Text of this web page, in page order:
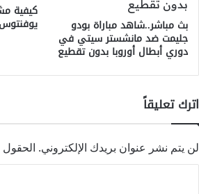
بث مباشر..شاهد مباراة بودو
جليمت ضد مانشستر سيتي في
دوري أبطال أوروبا بدون تقطيع
كيفية
اترك تعليقاً
لن يتم نشر عنوان بريدك الإلكتروني. الحقول